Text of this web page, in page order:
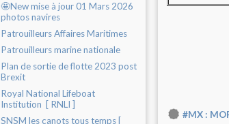
🤩New mise à jour 01 Mars 2026
photos navires
Patrouilleurs Affaires Maritimes
Patrouilleurs marine nationale
Plan de sortie de flotte 2023 post
Brexit
Royal National Lifeboat
Institution [ RNLI ]
SNSM les canots tous temps [
#MX :